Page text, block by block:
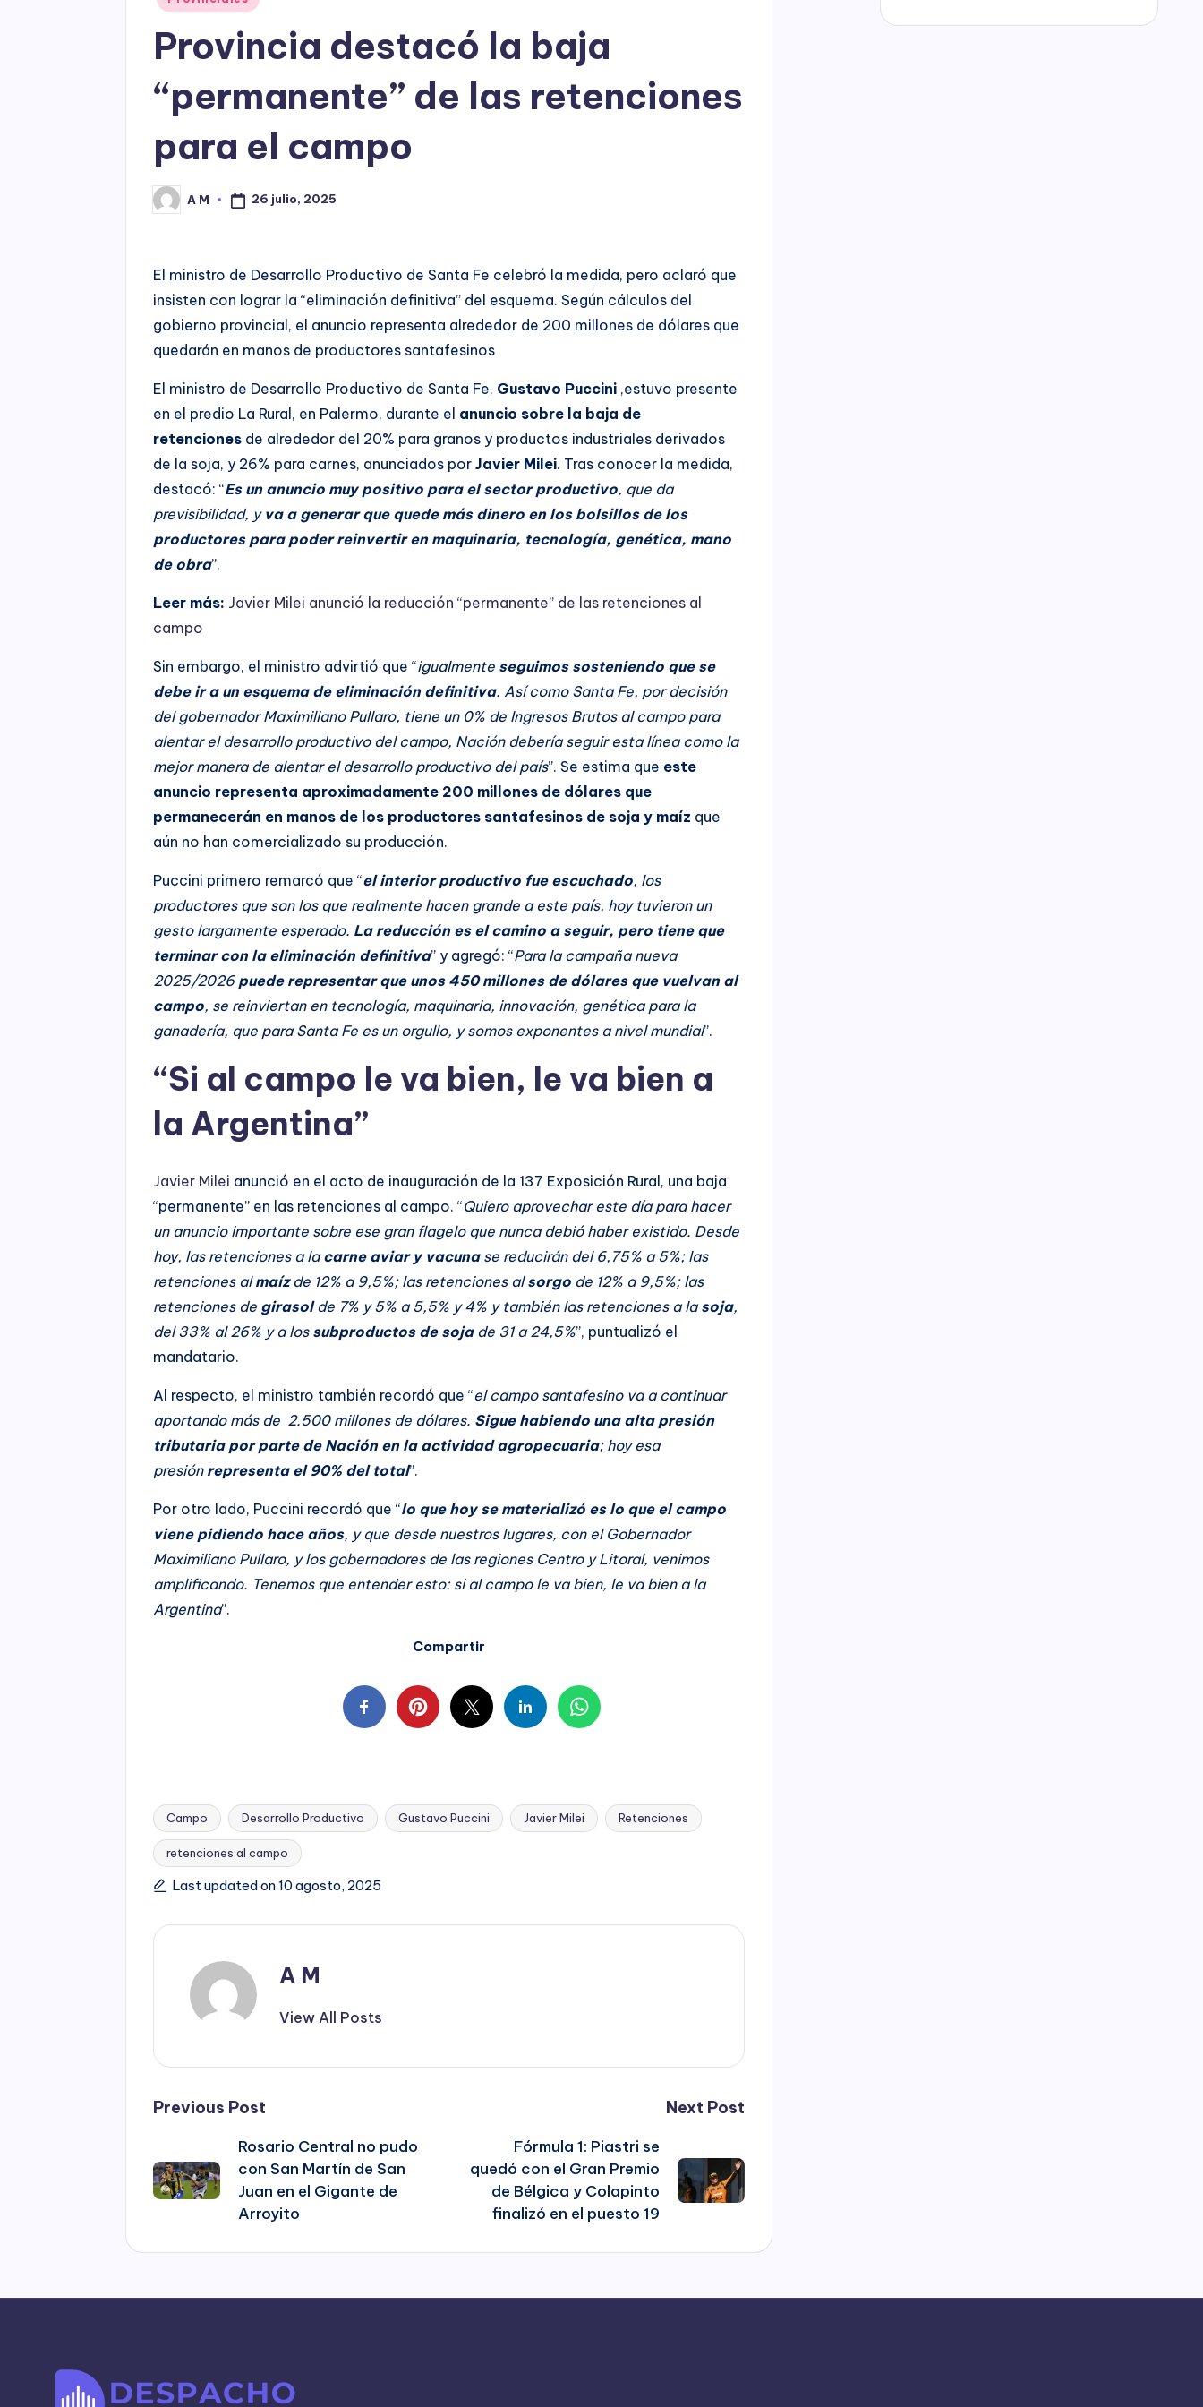
Provincia destacó la baja
“permanente” de las retenciones
para el campo
Posted
by
A M 26 julio, 2025
El ministro de Desarrollo Productivo de Santa Fe celebró la medida, pero aclaró que
insisten con lograr la “eliminación definitiva” del esquema. Según cálculos del
gobierno provincial, el anuncio representa alrededor de 200 millones de dólares que
quedarán en manos de productores santafesinos
El ministro de Desarrollo Productivo de Santa Fe, Gustavo Puccini ,estuvo presente
en el predio La Rural, en Palermo, durante el anuncio sobre la baja de
retenciones de alrededor del 20% para granos y productos industriales derivados
de la soja, y 26% para carnes, anunciados porJavier Milei. Tras conocer la medida,
destacó: “Es un anuncio muy positivo para el sector productivo, que da
previsibilidad, y va a generar que quede más dinero en los bolsillos de los
productores para poder reinvertir en maquinaria, tecnología, genética, mano
de obra”.
Leer más: Javier Milei anunció la reducción “permanente” de las retenciones al
campo
Sin embargo, el ministro advirtió que “igualmente seguimos sosteniendo que se
debe ir a un esquema de eliminación definitiva. Así como Santa Fe, por decisión
del gobernador Maximiliano Pullaro, tiene un 0% de Ingresos Brutos al campo para
alentar el desarrollo productivo del campo, Nación debería seguir esta línea como la
mejor manera de alentar el desarrollo productivo del país”. Se estima que este
anuncio representa aproximadamente 200 millones de dólares que
permanecerán en manos de los productores santafesinos de soja y maíz que
aún no han comercializado su producción.
Puccini primero remarcó que “el interior productivo fue escuchado, los
productores que son los que realmente hacen grande a este país, hoy tuvieron un
gesto largamente esperado. La reducción es el camino a seguir, pero tiene que
terminar con la eliminación definitiva” y agregó: “Para la campaña nueva
2025/2026 puede representar que unos 450 millones de dólares que vuelvan al
campo, se reinviertan en tecnología, maquinaria, innovación, genética para la
ganadería, que para Santa Fe es un orgullo, y somos exponentes a nivel mundial”.
“Si al campo le va bien, le va bien a
la Argentina”
Javier Milei anunció en el acto de inauguración de la 137 Exposición Rural, una baja
“permanente” en las retenciones al campo. “Quiero aprovechar este día para hacer
un anuncio importante sobre ese gran flagelo que nunca debió haber existido. Desde
hoy, las retenciones a lacarne aviar y vacunase reducirán del 6,75% a 5%; las
retenciones almaízde 12% a 9,5%; las retenciones alsorgo de 12% a 9,5%; las
retenciones de girasolde 7% y 5% a 5,5% y 4% y también las retenciones a lasoja,
del 33% al 26% y a los subproductos de sojade 31 a 24,5%”, puntualizó el
mandatario.
Al respecto, el ministro también recordó que “el campo santafesino va a continuar
aportando más de 2.500 millones de dólares. Sigue habiendo una alta presión
tributaria por parte de Nación en la actividad agropecuaria; hoy esa
presión representa el 90% del total”.
Por otro lado, Puccini recordó que “lo que hoy se materializó es lo que el campo
viene pidiendo hace años, y que desde nuestros lugares, con el Gobernador
Maximiliano Pullaro, y los gobernadores de las regiones Centro y Litoral, venimos
amplificando. Tenemos que entender esto: si al campo le va bien, le va bien a la
Argentina”.
Compartir
Tags:
Campo Desarrollo Productivo Gustavo Puccini Javier Milei Retenciones
retenciones al campo
Last updated on 10 agosto, 2025
A M
View All Posts
Post
navigation
Previous Post
Rosario Central no pudo
con San Martín de San
Juan en el Gigante de
Arroyito
Next Post
Fórmula 1: Piastri se
quedó con el Gran Premio
de Bélgica y Colapinto
finalizó en el puesto 19